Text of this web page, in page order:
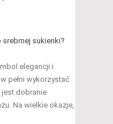
sukienki?
elegancji i
pełni wykorzystać
jest dobranie
Na wielkie okazje,